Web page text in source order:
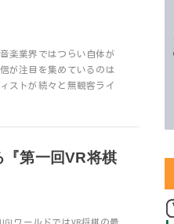
楽業界ではつらい自体が
が注目を集めているのは
ストが続々と無観客ライ
第一回VR将棋
ワールドではVR将棋の最